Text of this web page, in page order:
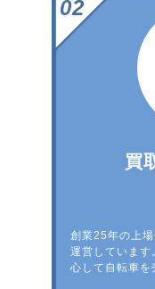
買
創業25年の上
運営しています
心して自転車を